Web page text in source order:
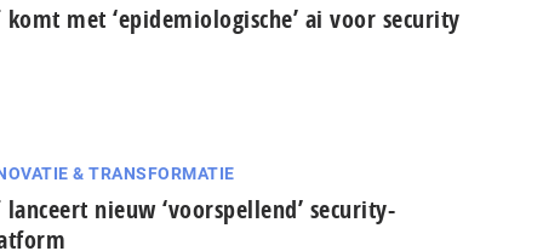
komt met ‘epidemiologische’ ai voor security
& TRANSFORMATIE
lanceert nieuw ‘voorspellend’ security-